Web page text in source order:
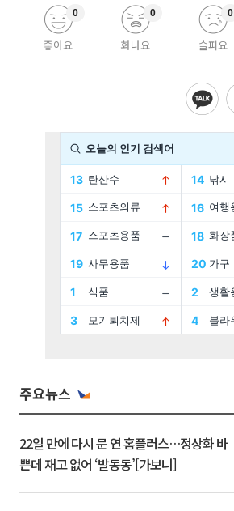
좋아요
0
화나요
0
슬퍼요
0
주요뉴스
22일 만에 다시 문 연 홈플러스…정상화 바
쁜데 재고 없어 ‘발동동’[가보니]